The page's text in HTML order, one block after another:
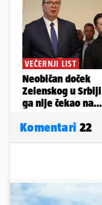
Komentari 22